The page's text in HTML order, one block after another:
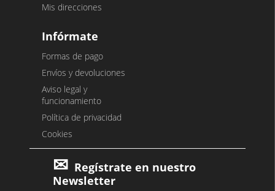
Mis direcciones
Infórmate
Formas de pago
Envíos y devoluciones
Aviso legal y
funcionamiento
Política de privacidad
Cookies
Regístrate en nuestro
Newsletter